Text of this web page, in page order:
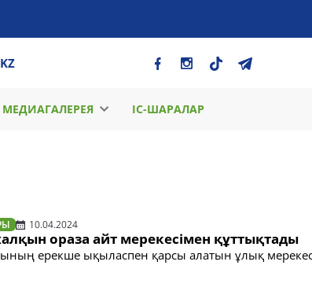
KZ
МЕДИАГАЛЕРЕЯ ІС-ШАРАЛАР
10.04.2024
ораза айт мерекесімен құттықтады
ерекше ықыласпен қарсы алатын ұлық